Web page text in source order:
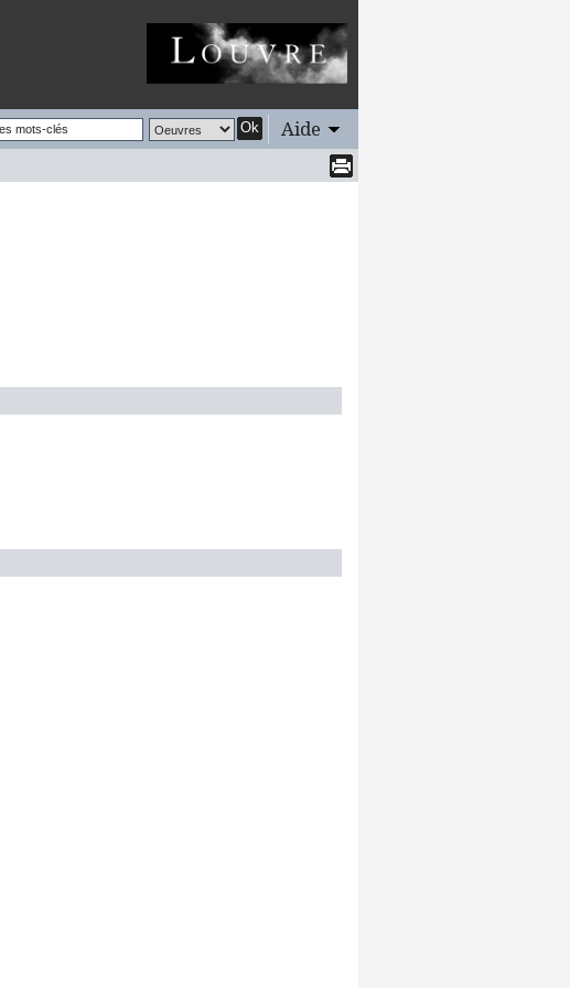
Ok Aide